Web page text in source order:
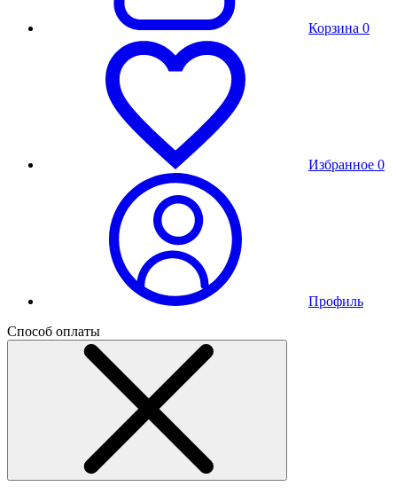
Корзина 0
Избранное 0
Профиль
Способ оплаты